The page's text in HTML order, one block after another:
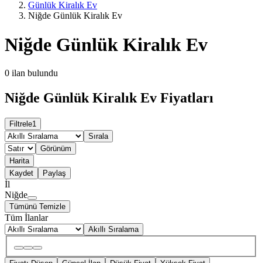
Günlük Kiralık Ev
Niğde Günlük Kiralık Ev
Niğde Günlük Kiralık Ev
0 ilan bulundu
Niğde Günlük Kiralık Ev Fiyatları
Filtrele1
Sırala
Görünüm
Harita
Kaydet
Paylaş
İl
Niğde
Tümünü Temizle
Tüm İlanlar
Akıllı Sıralama